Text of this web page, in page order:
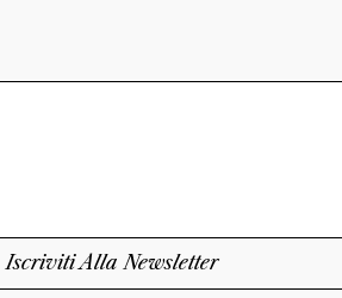
Iscriviti Alla Newsletter